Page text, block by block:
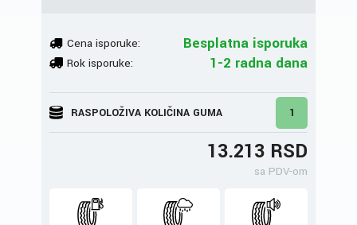
Cena isporuke: Besplatna isporuka
Rok isporuke: 1-2 radna dana
RASPOLOŽIVA KOLIČINA GUMA 1
13.213 RSD
sa PDV-om